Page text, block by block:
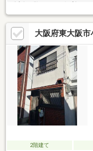
可能です。電動シャッター
を確保♪【毎日のお買い物
メシティまで徒歩2分！◆
心◆小学校まで徒歩8分、
適をサポートする充実の
◆前道は幅員約8mと広く
お問い合わせください。
大阪府東大阪
2階建て